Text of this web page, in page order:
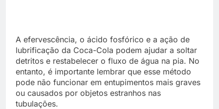
A efervescência, o ácido fosfórico e a ação de
lubrificação da Coca-Cola podem ajudar a soltar
detritos e restabelecer o fluxo de água na pia. No
entanto, é importante lembrar que esse método
pode não funcionar em entupimentos mais graves
ou causados por objetos estranhos nas
tubulações.